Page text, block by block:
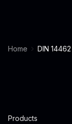
Home DIN 14462
Products